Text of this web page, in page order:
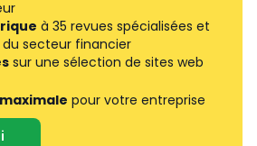
à 35 revues spécialisées et
secteur financier
sur une sélection de sites web
pour votre entreprise